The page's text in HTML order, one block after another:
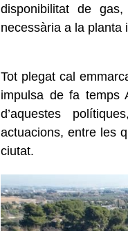
disponibilitat de
necessària a la planta
Tot plegat cal
impulsa de fa temps
d’aquestes
actuacions, entre les
ciutat.